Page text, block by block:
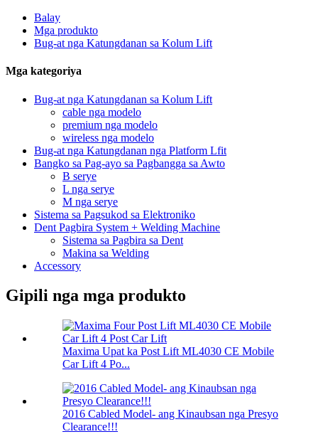
Balay
Mga produkto
Bug-at nga Katungdanan sa Kolum Lift
Mga kategoriya
Bug-at nga Katungdanan sa Kolum Lift
cable nga modelo
premium nga modelo
wireless nga modelo
Bug-at nga Katungdanan nga Platform Lfit
Bangko sa Pag-ayo sa Pagbangga sa Awto
B serye
L nga serye
M nga serye
Sistema sa Pagsukod sa Elektroniko
Dent Pagbira System + Welding Machine
Sistema sa Pagbira sa Dent
Makina sa Welding
Accessory
Gipili nga mga produkto
Maxima Upat ka Post Lift ML4030 CE Mobile
Car Lift 4 Po...
2016 Cabled Model- ang Kinaubsan nga Presyo
Clearance!!!